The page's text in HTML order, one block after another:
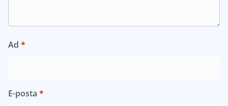
Ad *
E-posta *